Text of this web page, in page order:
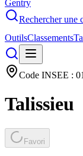
Gentry
Rechercher
OutilsClassements
Code INSEE :
Talissieu
Favori